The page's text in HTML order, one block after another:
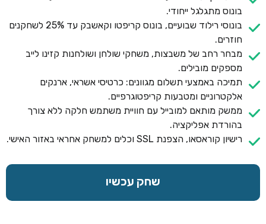
בונוס מתגלגל ייחודי.
בונוסי רילוד שבועיים, בונוס קריפטו וקאשבק עד 25% לשחקנים
חוזרים.
מבחר רחב של משבצות, משחקי שולחן ושולחנות קזינו לייב
מספקים מובילים.
תמיכה באמצעי תשלום מגוונים: כרטיסי אשראי, ארנקים
אלקטרוניים ומטבעות קריפטוגרפיים.
ממשק מותאם למובייל עם חוויית משתמש חלקה ללא צורך
בהורדת אפליקציה.
רישיון קוראסאו, הצפנת SSL וכלים למשחק אחראי באזור האישי.
שחק עכשיו